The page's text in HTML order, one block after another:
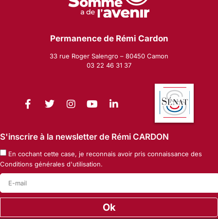
Permanence de Rémi Cardon
33 rue Roger Salengro – 80450 Camon
03 22 46 31 37
S'inscrire à la newsletter de Rémi CARDON
En cochant cette case, je reconnais avoir pris connaissance des
Conditions générales d'utilisation.
Ok